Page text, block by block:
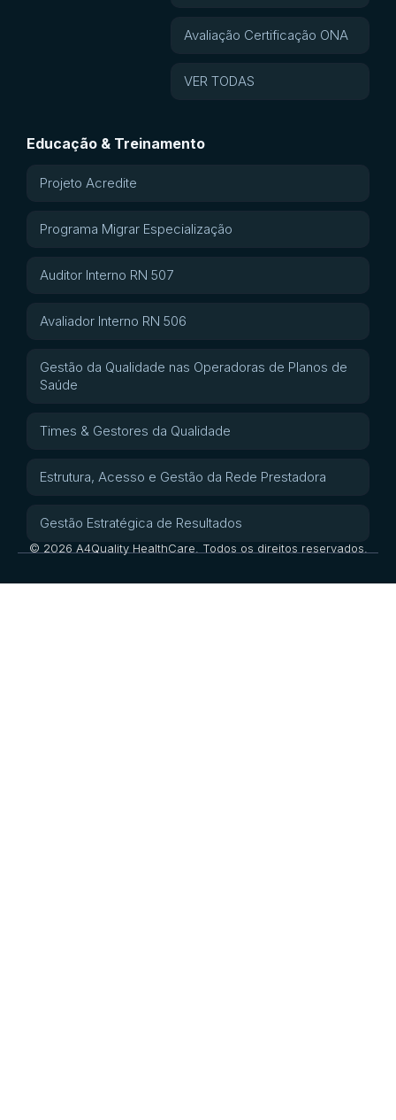
Avaliação Certificação ONA
VER TODAS
Educação & Treinamento
Projeto Acredite
Programa Migrar Especialização
Auditor Interno RN 507
Avaliador Interno RN 506
Gestão da Qualidade nas Operadoras de Planos de
Saúde
Times & Gestores da Qualidade
Estrutura, Acesso e Gestão da Rede Prestadora
Gestão Estratégica de Resultados
© 2026 A4Quality HealthCare. Todos os direitos reservados.